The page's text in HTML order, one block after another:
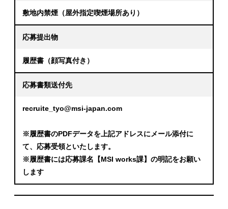
敷地内禁煙（屋外指定喫煙場所あり）
応募提出物
履歴書（顔写真付き）
応募書類送付先
recruite_tyo@msi-japan.com
※履歴書のPDFデータを上記アドレスにメール添付に
て、応募受領といたします。
※履歴書には応募課名【MSI works課】の明記をお願い
します